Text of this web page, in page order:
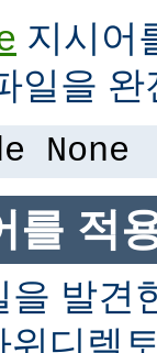
지시어
일을
None
를 적
을 발견
위디렉